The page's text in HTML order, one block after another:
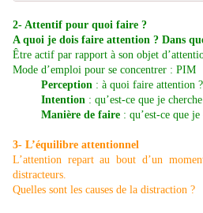
2- Attentif pour quoi faire ?
A quoi je dois faire attention ? Dans
Être actif par rapport à son objet
Mode d’emploi pour se concentrer : PIM
Perception : à quoi faire attention ?
Intention : qu’est-ce que je
Manière de faire : qu’est-ce que
3- L’équilibre attentionnel
L’attention repart au bout d’un
distracteurs.
Quelles sont les causes de la distraction ?